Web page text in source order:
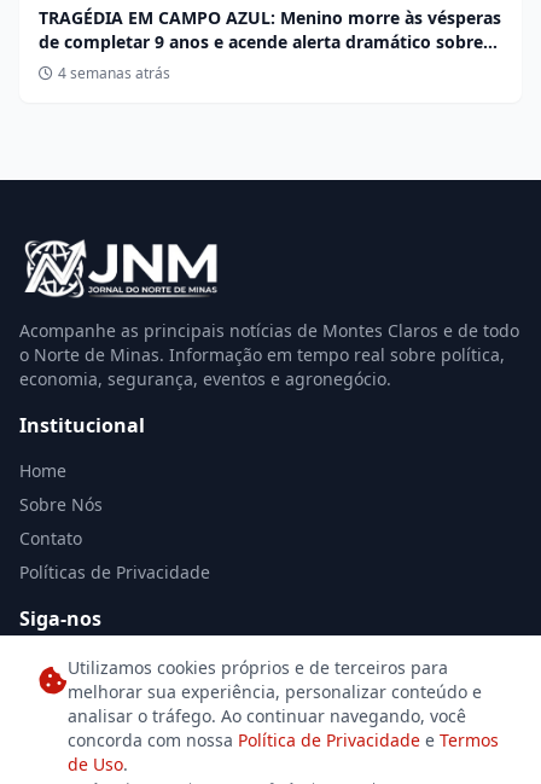
TRAGÉDIA EM CAMPO AZUL: Menino morre às vésperas
de completar 9 anos e acende alerta dramático sobre
desafios no Roblox
4 semanas atrás
Acompanhe as principais notícias de Montes Claros e de todo
o Norte de Minas. Informação em tempo real sobre política,
economia, segurança, eventos e agronegócio.
Institucional
Home
Sobre Nós
Contato
Políticas de Privacidade
Siga-nos
© 2026 Jornal Norte de Minas. Todos os direitos reservados. Desenvolvido
Utilizamos cookies próprios e de terceiros para
melhorar sua experiência, personalizar conteúdo e
analisar o tráfego. Ao continuar navegando, você
concorda com nossa Política de Privacidade e Termos
de Uso.